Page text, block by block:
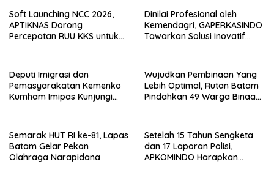
Soft Launching NCC 2026,
APTIKNAS Dorong
Percepatan RUU KKS untuk
Dinilai Profesional oleh
Kemendagri, GAPERKASINDO
Tawarkan Solusi Inovatif
Deputi Imigrasi dan
Pemasyarakatan Kemenko
Kumham Imipas Kunjungi
Wujudkan Pembinaan Yang
Lebih Optimal, Rutan Batam
Pindahkan 49 Warga Binaan
Semarak HUT RI ke-81, Lapas
Batam Gelar Pekan
Olahraga Narapidana
Setelah 15 Tahun Sengketa
dan 17 Laporan Polisi,
APKOMINDO Harapkan